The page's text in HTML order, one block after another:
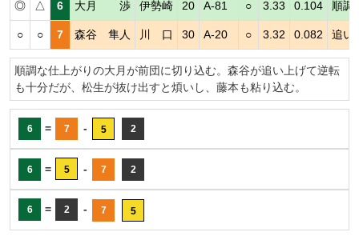
◎ △ 6 大月 渉 伊勢崎 20 A-81 ○ 3.33 0.104 順調
○ ○ 7 森谷 隼人 川 口 30 A-20 ○ 3.32 0.082 追い
順調な仕上がりの大月が前団に切り込む。森谷が追い上げて逆転
も十分だが、松生が抜け出すと煩いし、藤本も粘り込む。
6 = 7 - 5 2
6 = 5 - 7 2
6 = 2 - 7 5